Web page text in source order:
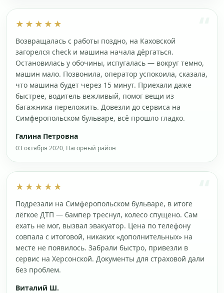
★★★★★
Возвращалась с работы поздно, на Каховской
загорелся check и машина начала дёргаться.
Остановилась у обочины, испугалась — вокруг темно,
машин мало. Позвонила, оператор успокоила, сказала,
что машина будет через 15 минут. Приехали даже
быстрее, водитель вежливый, помог вещи из
багажника переложить. Довезли до сервиса на
Симферопольском бульваре, всё прошло гладко.
Галина Петровна
03 октября 2020, Нагорный район
★★★★★
Подрезали на Симферопольском бульваре, в итоге
лёгкое ДТП — бампер треснул, колесо спущено. Сам
ехать не мог, вызвал эвакуатор. Цена по телефону
совпала с итоговой, никаких «дополнительных» на
месте не появилось. Забрали быстро, привезли в
сервис на Херсонской. Документы для страховой дали
без проблем.
Виталий Ш.